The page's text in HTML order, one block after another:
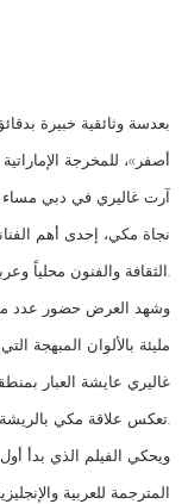
بعدسة وثائقية خبيرة
أصفر»، للمخرجة
آرت غاليري في دبي مساء
نجاة مكي، إحدى أهم
الثقافة والفنون محلياً وعربياً.
وشهد العرض حضور عدد من
مليئة بالألوان المبهجة
تعكس علاقة مكي بالريشة والألوان.
ويحكي الفيلم الذي بدأ
المترجمة للعربية